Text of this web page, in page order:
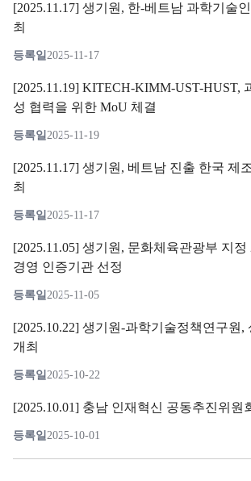
[2025.11.17] 생기원, 한-베트남 과학기술
최
등록일2025-11-17
[2025.11.19] KITECH-KIMM-UST-HUST,
성 협력을 위한 MoU 체결
등록일2025-11-19
[2025.11.17] 생기원, 베트남 진출 한국 제
최
등록일2025-11-17
[2025.11.05] 생기원, 문화체육관광부 지
경영 인증기관 선정
등록일2025-11-05
[2025.10.22] 생기원-과학기술정책연구원,
개최
등록일2025-10-22
[2025.10.01] 충남 인재혁신 공동추진위원
등록일2025-10-01